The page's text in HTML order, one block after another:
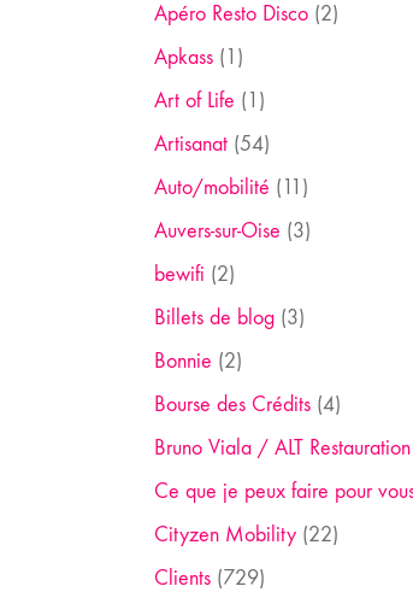
Apéro Resto Disco(2)
Apkass(1)
Art of Life (1)
Artisanat(54)
Auto/mobilité (11)
Auvers-sur-Oise (3)
bewifi (2)
Billets de blog(3)
Bonnie (2)
Bourse des Crédits(4)
Bruno Viala / ALT Restauration
Ce que je peux faire pour
Cityzen Mobility(22)
Clients(729)